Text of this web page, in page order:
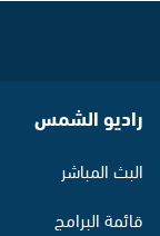
راديو الشمس
البث المباشر
قائمة البرامج